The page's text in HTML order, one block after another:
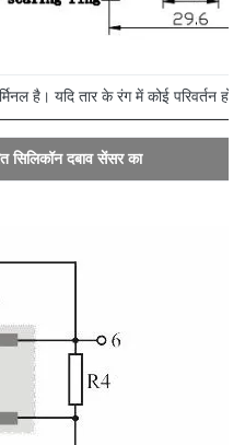
है। यदि तार के रंग में कोई
सिलिकॉन दबाव सेंसर का